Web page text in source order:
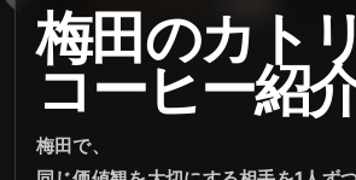
梅田のカト
コーヒー紹
梅田で、